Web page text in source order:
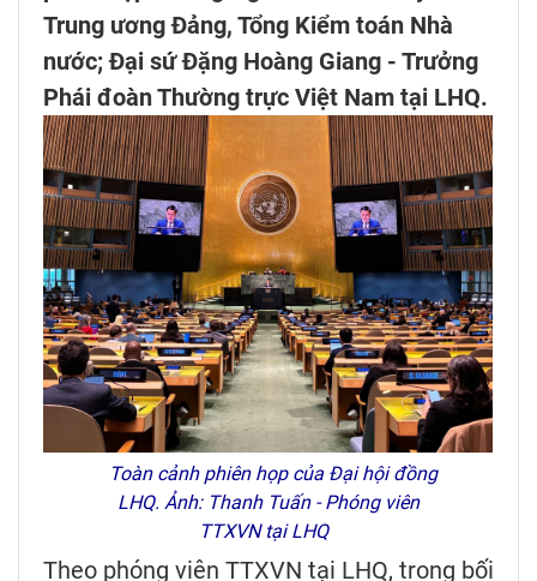
Trung ương Đảng, Tổng Kiểm toán Nhà
nước; Đại sứ Đặng Hoàng Giang - Trưởng
Phái đoàn Thường trực Việt Nam tại LHQ.
Toàn cảnh phiên họp của Đại hội đồng
LHQ. Ảnh: Thanh Tuấn - Phóng viên
TTXVN tại LHQ
Theo phóng viên TTXVN tại LHQ, trong bối